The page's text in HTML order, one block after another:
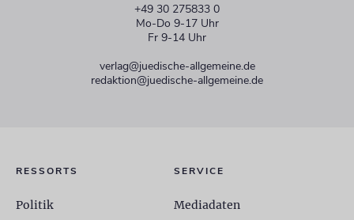
+49 30 275833 0
Mo-Do 9-17 Uhr
Fr 9-14 Uhr
verlag@juedische-allgemeine.de
redaktion@juedische-allgemeine.de
RESSORTS
Politik
SERVICE
Mediadaten